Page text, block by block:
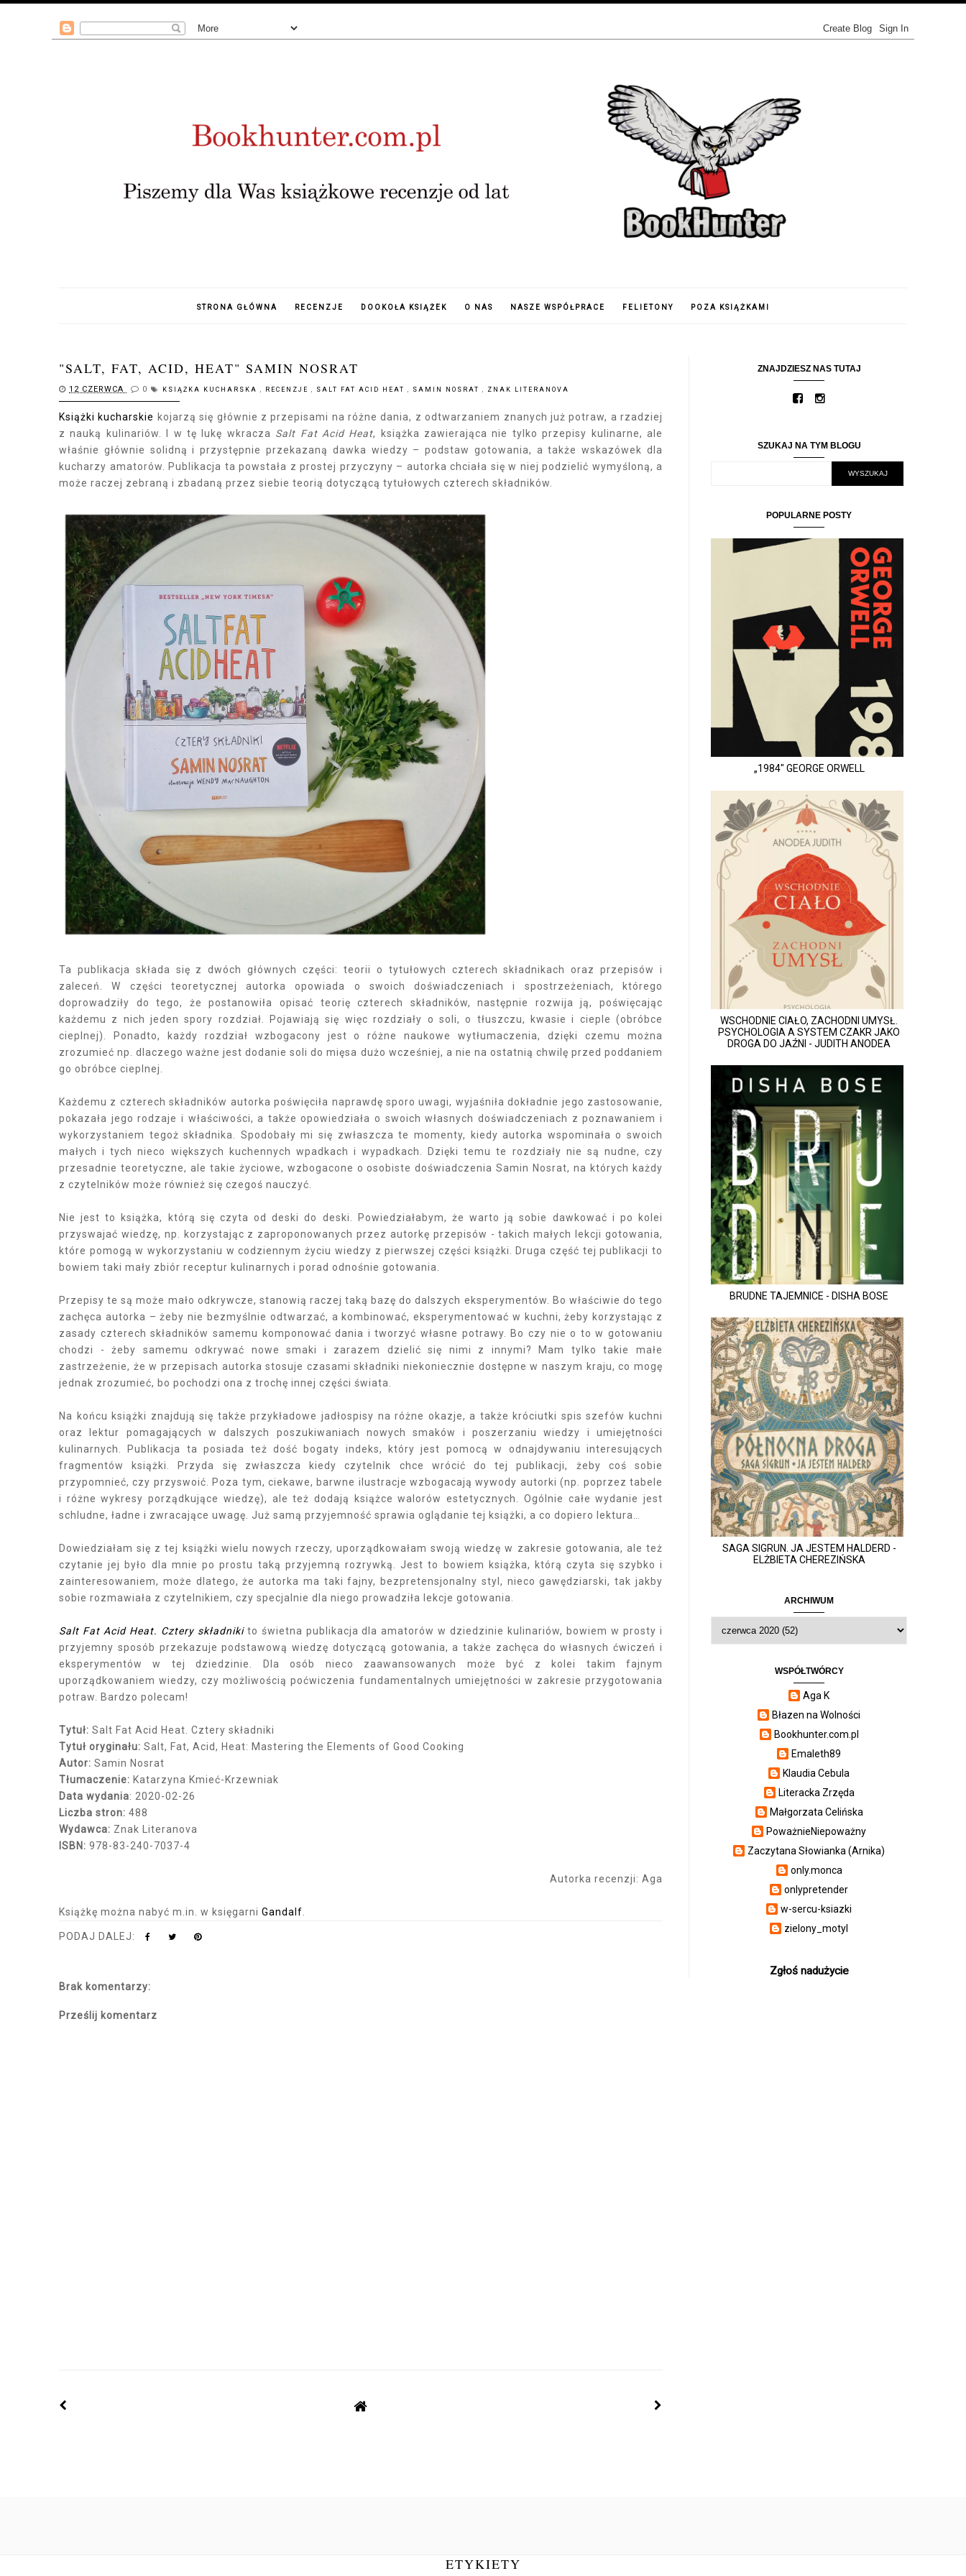
STRONA GŁÓWNA RECENZJE DOOKOŁA KSIĄŻEK O NAS NASZE WSPÓŁPRACE FELIETONY POZA KSIĄŻKAMI
"SALT, FAT, ACID, HEAT" SAMIN NOSRAT
12 CZERWCA 0 KSIĄŻKA KUCHARSKA RECENZJE SALT FAT ACID HEAT SAMIN NOSRAT ZNAK LITERANOVA
Książki kucharskie kojarzą się głównie z przepisami na różne dania, z odtwarzaniem znanych już potraw, a rzadziej
z nauką kulinariów. I w tę lukę wkracza Salt Fat Acid Heat, książka zawierająca nie tylko przepisy kulinarne, ale
właśnie głównie solidną i przystępnie przekazaną dawka wiedzy – podstaw gotowania, a także wskazówek dla
kucharzy amatorów. Publikacja ta powstała z prostej przyczyny – autorka chciała się w niej podzielić wymyśloną, a
może raczej zebraną i zbadaną przez siebie teorią dotyczącą tytułowych czterech składników.
Ta publikacja składa się z dwóch głównych części: teorii o tytułowych czterech składnikach oraz przepisów i
zaleceń. W części teoretycznej autorka opowiada o swoich doświadczeniach i spostrzeżeniach, którego
doprowadziły do tego, że postanowiła opisać teorię czterech składników, następnie rozwija ją, poświęcając
każdemu z nich jeden spory rozdział. Pojawiają się więc rozdziały o soli, o tłuszczu, kwasie i cieple (obróbce
cieplnej). Ponadto, każdy rozdział wzbogacony jest o różne naukowe wytłumaczenia, dzięki czemu można
zrozumieć np. dlaczego ważne jest dodanie soli do mięsa dużo wcześniej, a nie na ostatnią chwilę przed poddaniem
go obróbce cieplnej.
Każdemu z czterech składników autorka poświęciła naprawdę sporo uwagi, wyjaśniła dokładnie jego zastosowanie,
pokazała jego rodzaje i właściwości, a także opowiedziała o swoich własnych doświadczeniach z poznawaniem i
wykorzystaniem tegoż składnika. Spodobały mi się zwłaszcza te momenty, kiedy autorka wspominała o swoich
małych i tych nieco większych kuchennych wpadkach i wypadkach. Dzięki temu te rozdziały nie są nudne, czy
przesadnie teoretyczne, ale takie życiowe, wzbogacone o osobiste doświadczenia Samin Nosrat, na których każdy
z czytelników może również się czegoś nauczyć.
Nie jest to książka, którą się czyta od deski do deski. Powiedziałabym, że warto ją sobie dawkować i po kolei
przyswajać wiedzę, np. korzystając z zaproponowanych przez autorkę przepisów - takich małych lekcji gotowania,
które pomogą w wykorzystaniu w codziennym życiu wiedzy z pierwszej części książki. Druga część tej publikacji to
bowiem taki mały zbiór receptur kulinarnych i porad odnośnie gotowania.
Przepisy te są może mało odkrywcze, stanowią raczej taką bazę do dalszych eksperymentów. Bo właściwie do tego
zachęca autorka – żeby nie bezmyślnie odtwarzać, a kombinować, eksperymentować w kuchni, żeby korzystając z
zasady czterech składników samemu komponować dania i tworzyć własne potrawy. Bo czy nie o to w gotowaniu
chodzi - żeby samemu odkrywać nowe smaki i zarazem dzielić się nimi z innymi? Mam tylko takie małe
zastrzeżenie, że w przepisach autorka stosuje czasami składniki niekoniecznie dostępne w naszym kraju, co mogę
jednak zrozumieć, bo pochodzi ona z trochę innej części świata.
Na końcu książki znajdują się także przykładowe jadłospisy na różne okazje, a także króciutki spis szefów kuchni
oraz lektur pomagających w dalszych poszukiwaniach nowych smaków i poszerzaniu wiedzy i umiejętności
kulinarnych. Publikacja ta posiada też dość bogaty indeks, który jest pomocą w odnajdywaniu interesujących
fragmentów książki. Przyda się zwłaszcza kiedy czytelnik chce wrócić do tej publikacji, żeby coś sobie
przypomnieć, czy przyswoić. Poza tym, ciekawe, barwne ilustracje wzbogacają wywody autorki (np. poprzez tabele
i różne wykresy porządkujące wiedzę), ale też dodają książce walorów estetycznych. Ogólnie całe wydanie jest
schludne, ładne i zwracające uwagę. Już samą przyjemność sprawia oglądanie tej książki, a co dopiero lektura…
Dowiedziałam się z tej książki wielu nowych rzeczy, uporządkowałam swoją wiedzę w zakresie gotowania, ale też
czytanie jej było dla mnie po prostu taką przyjemną rozrywką. Jest to bowiem książka, którą czyta się szybko i
zainteresowaniem, może dlatego, że autorka ma taki fajny, bezpretensjonalny styl, nieco gawędziarski, tak jakby
sobie rozmawiała z czytelnikiem, czy specjalnie dla niego prowadziła lekcje gotowania.
Salt Fat Acid Heat. Cztery składnikito świetna publikacja dla amatorów w dziedzinie kulinariów, bowiem w prosty i
przyjemny sposób przekazuje podstawową wiedzę dotyczącą gotowania, a także zachęca do własnych ćwiczeń i
eksperymentów w tej dziedzinie. Dla osób nieco zaawansowanych może być z kolei takim fajnym
uporządkowaniem wiedzy, czy możliwością poćwiczenia fundamentalnych umiejętności w zakresie przygotowania
potraw. Bardzo polecam!
Tytuł: Salt Fat Acid Heat. Cztery składniki
Tytuł oryginału: Salt, Fat, Acid, Heat: Mastering the Elements of Good Cooking
Autor: Samin Nosrat
Tłumaczenie: Katarzyna Kmieć-Krzewniak
Data wydania: 2020-02-26
Liczba stron: 488
Wydawca: Znak Literanova
ISBN: 978-83-240-7037-4
Autorka recenzji: Aga
Książkę można nabyć m.in. w księgarni Gandalf
PODAJ DALEJ:
Brak komentarzy:
Prześlij komentarz
ZNAJDZIESZ NAS TUTAJ
SZUKAJ NA TYM BLOGU
POPULARNE POSTY
„1984" GEORGE ORWELL
WSCHODNIE CIAŁO, ZACHODNI UMYSŁ.
PSYCHOLOGIA A SYSTEM CZAKR JAKO
DROGA DO JAŹNI - JUDITH ANODEA
BRUDNE TAJEMNICE - DISHA BOSE
SAGA SIGRUN. JA JESTEM HALDERD -
ELŻBIETA CHEREZIŃSKA
ARCHIWUM
WSPÓŁTWÓRCY
Aga K
Błazen na Wolności
Bookhunter.com.pl
Emaleth89
Klaudia Cebula
Literacka Zrzęda
Małgorzata Celińska
PoważnieNiepoważny
Zaczytana Słowianka (Arnika)
only.monca
onlypretender
w-sercu-ksiazki
zielony_motyl
Zgłoś nadużycie
ETYKIETY